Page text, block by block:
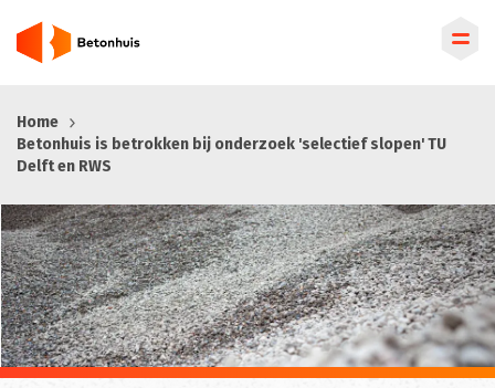
en
naar
inhoud
gaan
Home
Betonhuis is betrokken bij onderzoek 'selectief slopen' TU
Delft en RWS